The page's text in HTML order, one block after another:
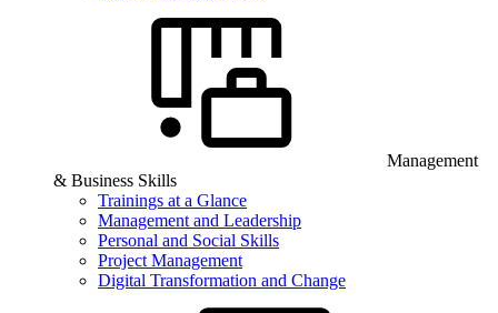
Management
& Business Skills
Trainings at a Glance
Management and Leadership
Personal and Social Skills
Project Management
Digital Transformation and Change